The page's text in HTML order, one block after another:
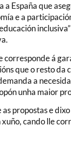
España que
e a
corresponde á
que o resto da
a
unha maior
propostas e
cando lle